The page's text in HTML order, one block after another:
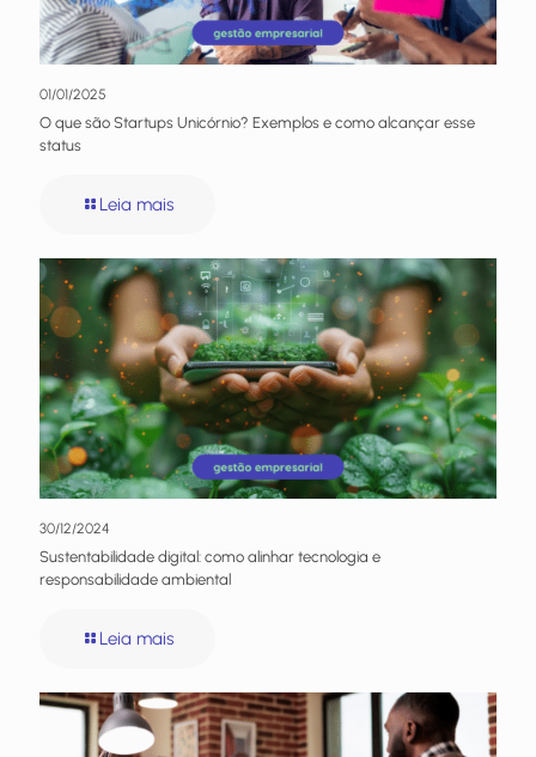
01/01/2025
O que são Startups Unicórnio? Exemplos e como alcançar esse
status
Leia mais
30/12/2024
Sustentabilidade digital: como alinhar tecnologia e
responsabilidade ambiental
Leia mais